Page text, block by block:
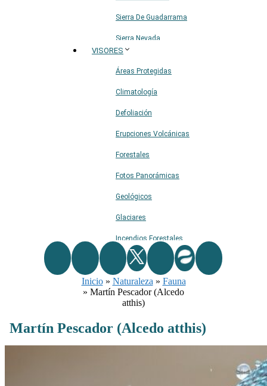
Sierra De Guadarrama
Sierra Nevada
VISORES
Áreas Protegidas
Climatología
Defoliación
Erupciones Volcánicas
Forestales
Fotos Panorámicas
Geológicos
Glaciares
Incendios Forestales
Naturaleza
Ríos
Rutas De Montaña
Terremotos
Inicio» Naturaleza » Fauna
» Martín Pescador (Alcedo
atthis)
Martín Pescador (Alcedo atthis)